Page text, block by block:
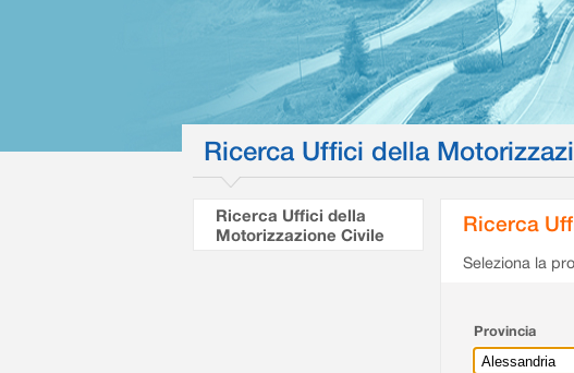
Ricerca Uffici della
Ricerca Uffici della
Motorizzazione Civile
Ricerca
Seleziona la
Provincia